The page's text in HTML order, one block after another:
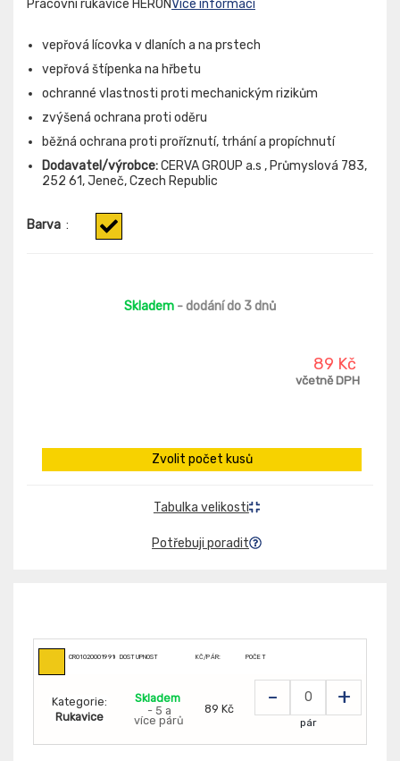
Pracovní rukavice HERONVíce informací
vepřová lícovka v dlaních a na prstech
vepřová štípenka na hřbetu
ochranné vlastnosti proti mechanickým rizikům
zvýšená ochrana proti oděru
běžná ochrana proti proříznutí, trhání a propíchnutí
Dodavatel/výrobce:CERVA GROUP a.s , Průmyslová 783,
252 61, Jeneč, Czech Republic
Barva :
Skladem - dodání do 3 dnů
89 Kč
včetně DPH
Zvolit počet kusů
Tabulka velikosti
Potřebuji poradit
CR0102000199105DOSTUPNOST KČ/PÁR: POČET
Kategorie:
Rukavice
Skladem
- 5 a
více párů
89 Kč - +
pár